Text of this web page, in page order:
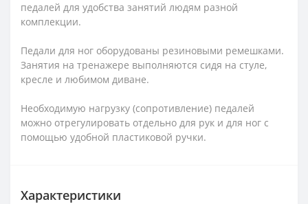
педалей для удобства занятий людям разной
комплекции.
Педали для ног оборудованы резиновыми ремешками.
Занятия на тренажере выполняются сидя на стуле,
кресле и любимом диване.
Необходимую нагрузку (сопротивление) педалей
можно отрегулировать отдельно для рук и для ног с
помощью удобной пластиковой ручки.
Характеристики